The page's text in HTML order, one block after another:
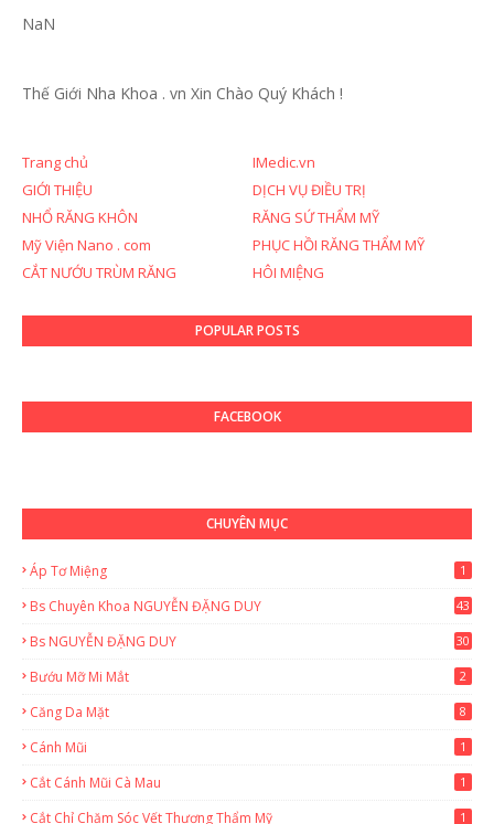
NaN
Thế Giới Nha Khoa . vn Xin Chào Quý Khách !
Trang chủ
IMedic.vn
GIỚI THIỆU
DỊCH VỤ ĐIỀU TRỊ
NHỔ RĂNG KHÔN
RĂNG SỨ THẨM MỸ
Mỹ Viện Nano . com
PHỤC HỒI RĂNG THẨM MỸ
CẮT NƯỚU TRÙM RĂNG
HÔI MIỆNG
POPULAR POSTS
FACEBOOK
CHUYÊN MỤC
Áp Tơ Miệng 1
Bs Chuyên Khoa NGUYỄN ĐẶNG DUY
43
Bs NGUYỄN ĐẶNG DUY 30
Bướu Mỡ Mi Mắt 2
Căng Da Mặt 8
Cánh Mũi 1
Cắt Cánh Mũi Cà Mau 1
Cắt Chỉ Chăm Sóc Vết Thương Thẩm Mỹ 1